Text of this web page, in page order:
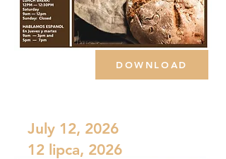
DOWNLOAD
July 12, 2026
12 lipca, 2026